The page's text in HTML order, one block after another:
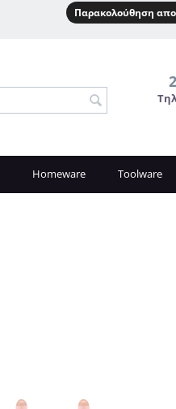
Παρακολούθηση
Homeware Toolware